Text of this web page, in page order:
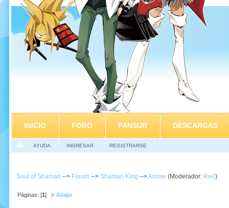
INICIO FORO FANSUB DESCARGAS
AYUDA INGRESAR REGISTRARSE
Soul of Shaman --> Forum --> Shaman King -->Anime (Moderador: Red)
Páginas: [1]Ir Abajo